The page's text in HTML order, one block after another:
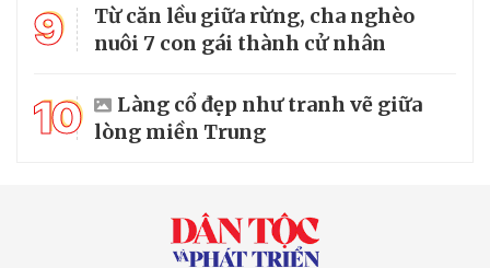
9
Từ căn lều giữa rừng, cha nghèo
nuôi 7 con gái thành cử nhân
10
Làng cổ đẹp như tranh vẽ giữa
lòng miền Trung